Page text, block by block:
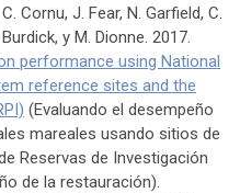
Cornu, J. Fear, N. Garfield, C.
y M. Dionne. 2017.
performance using National
reference sites and the
(Evaluando el desempeño
mareales usando sitios de
Reservas de Investigación
de la restauración).